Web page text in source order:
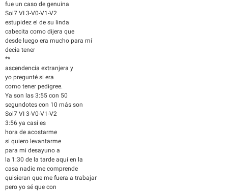
fue un caso de genuina
Sol7 VI 3-V0-V1-V2
estupidez el de su linda
cabecita como dijera que
desde luego era mucho para mí
decia tener
**
ascendencia extranjera y
yo pregunté si era
como tener pedigree.
Ya son las 3:55 con 50
segundotes con 10 más son
Sol7 VI 3-V0-V1-V2
3:56 ya casi es
hora de acostarme
si quiero levantarme
para mi desayuno a
la 1:30 de la tarde aquí en la
casa nadie me comprende
quisieran que me fuera a trabajar
pero yo sé que con